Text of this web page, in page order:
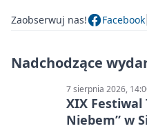
Zaobserwuj nas! Facebook
Nadchodzące
7 sierpnia 2026,
XIX Festiwal
Niebem” w